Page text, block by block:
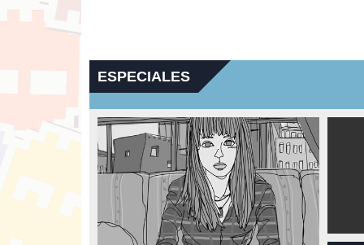
ESPECIALES